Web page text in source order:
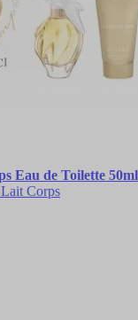
Eau de Toilette
Corps